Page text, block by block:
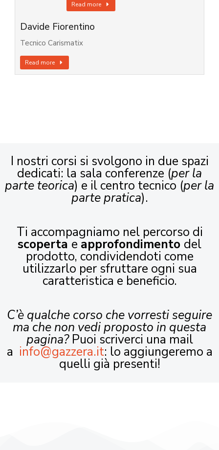
Read more
Davide Fiorentino
Tecnico Carismatix
Read more
I nostri corsi si svolgono in due spazi
dedicati: la sala conferenze (per la
parte teorica) e il centro tecnico (per la
parte pratica).
Ti accompagniamo nel percorso di
scoperta e approfondimento del
prodotto, condividendoti come
utilizzarlo per sfruttare ogni sua
caratteristica e beneficio.
C’è qualche corso che vorresti seguire
ma che non vedi proposto in questa
pagina?Puoi scriverci una mail
a info@gazzera.it: lo aggiungeremo a
quelli già presenti!